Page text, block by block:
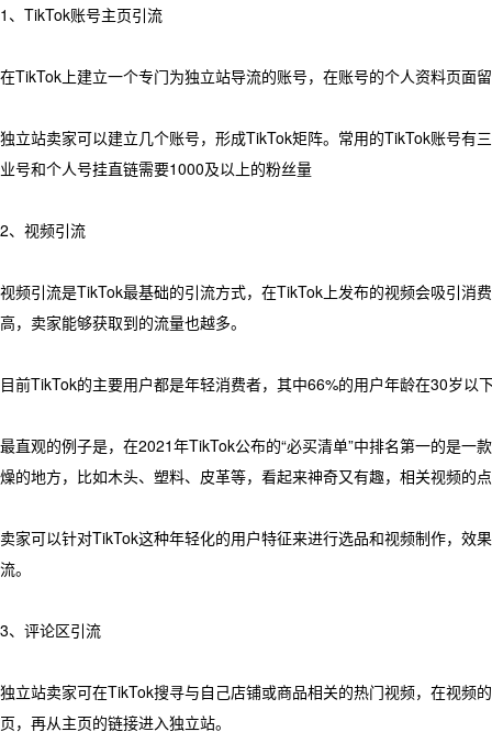
1、TikTok账号主页引流
在TikTok上建立一个专门为独立站导流的账号，在账号的个人资料页面
独立站卖家可以建立几个账号，形成TikTok矩阵。常用的TikTok账号有
业号和个人号挂直链需要1000及以上的粉丝量
2、视频引流
视频引流是TikTok最基础的引流方式，在TikTok上发布的视频会吸引消
高，卖家能够获取到的流量也越多。
目前TikTok的主要用户都是年轻消费者，其中66%的用户年龄在30岁
最直观的例子是，在2021年TikTok公布的“必买清单”中排名第一的是
燥的地方，比如木头、塑料、皮革等，看起来神奇又有趣，相关视频的
卖家可以针对TikTok这种年轻化的用户特征来进行选品和视频制作，效
流。
3、评论区引流
独立站卖家可在TikTok搜寻与自己店铺或商品相关的热门视频，在视频
页，再从主页的链接进入独立站。